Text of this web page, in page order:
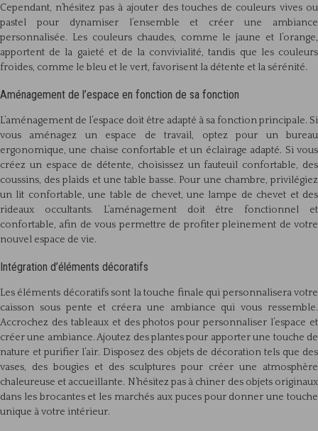
Cependant, n’hésitez pas à ajouter des touches de couleurs vives ou
pastel pour dynamiser l’ensemble et créer une ambiance
personnalisée. Les couleurs chaudes, comme le jaune et l’orange,
apportent de la gaieté et de la convivialité, tandis que les couleurs
froides, comme le bleu et le vert, favorisent la détente et la sérénité.
Aménagement de l’espace en fonction de sa fonction
L’aménagement de l’espace doit être adapté à sa fonction principale. Si
vous aménagez un espace de travail, optez pour un bureau
ergonomique, une chaise confortable et un éclairage adapté. Si vous
créez un espace de détente, choisissez un fauteuil confortable, des
coussins, des plaids et une table basse. Pour une chambre, privilégiez
un lit confortable, une table de chevet, une lampe de chevet et des
rideaux occultants. L’aménagement doit être fonctionnel et
confortable, afin de vous permettre de profiter pleinement de votre
nouvel espace de vie.
Intégration d’éléments décoratifs
Les éléments décoratifs sont la touche finale qui personnalisera votre
caisson sous pente et créera une ambiance qui vous ressemble.
Accrochez des tableaux et des photos pour personnaliser l’espace et
créer une ambiance. Ajoutez des plantes pour apporter une touche de
nature et purifier l’air. Disposez des objets de décoration tels que des
vases, des bougies et des sculptures pour créer une atmosphère
chaleureuse et accueillante. N’hésitez pas à chiner des objets originaux
dans les brocantes et les marchés aux puces pour donner une touche
unique à votre intérieur.